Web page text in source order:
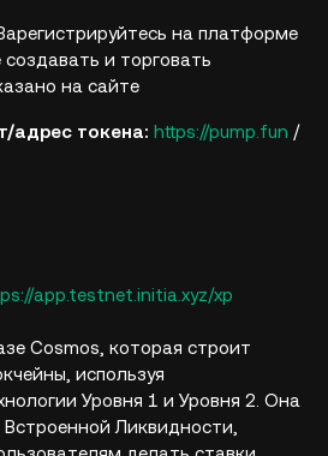
на платформе
и торговать
на сайте
адрес токена: https://pump.fun /
app.testnet.initia.xyz/xp
Cosmos, которая строит
используя
Уровня 1 и Уровня 2. Она
Ликвидности,